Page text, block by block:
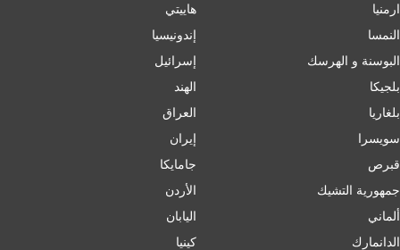
ارمنیا
النمسا
البوسنة و الهرسك
بلجيكا
بلغاریا
سويسرا
قبرص
جمهورية التشيك
ألماني
الدانمارك
هاييتي
إندونيسيا
إسرائیل
الهند
العراق
إيران
جامايكا
الأردن
اليابان
كينيا